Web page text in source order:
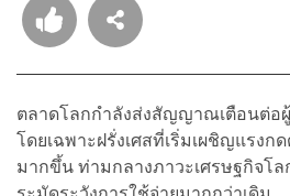
ตลาดโลกกำลังส่งสัญญาณเตือนต่อ
โดยเฉพาะฝรั่งเศสที่เริ่มเผชิญแรงก
มากขึ้น ท่ามกลางภาวะเศรษฐกิจโ